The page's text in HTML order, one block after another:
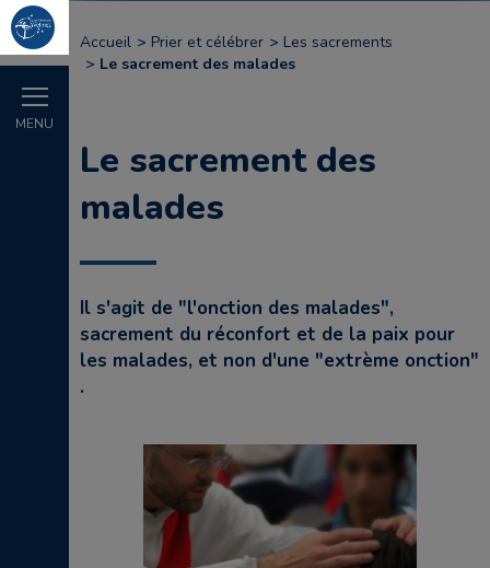
MENU
Accueil Prier et célébrer
Les sacrements
Le sacrement des malades
Le sacrement des
malades
Il s'agit de "l'onction des malades",
sacrement du réconfort et de la paix pour
les malades, et non d'une "extrème onction"
.